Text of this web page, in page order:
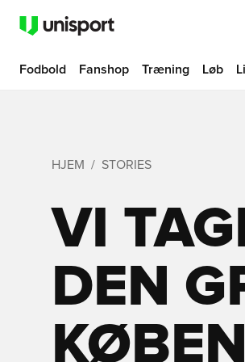
Fodbold Fanshop Træning Løb
HJEM STORIES
VI
DEN